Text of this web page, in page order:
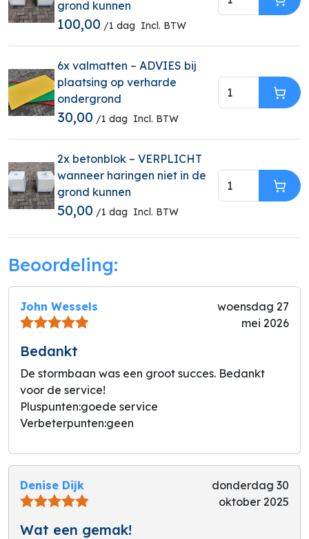
grond kunnen
100,00 /1 dag Incl. BTW
In
6x valmatten – ADVIES bij
plaatsing op verharde
ondergrond
30,00 /1 dag Incl. BTW
In
2x betonblok – VERPLICHT
wanneer haringen niet in de
grond kunnen
50,00 /1 dag Incl. BTW
In
Beoordeling:
John Wessels
woensdag 27
mei 2026
Bedankt
De stormbaan was een groot succes. Bedankt
voor de service!
Pluspunten:goede service
Verbeterpunten:geen
Denise Dijk
donderdag 30
oktober 2025
Wat een gemak!